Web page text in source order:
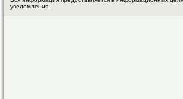
уведомления.